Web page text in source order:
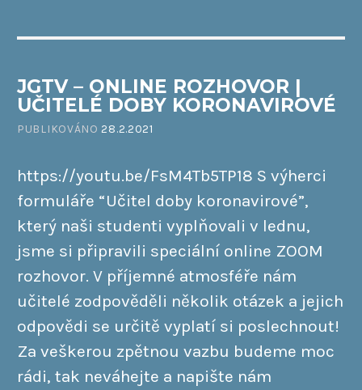
JGTV – ONLINE ROZHOVOR |
UČITELÉ DOBY KORONAVIROVÉ
PUBLIKOVÁNO 28.2.2021
https://youtu.be/FsM4Tb5TP18 S výherci
formuláře “Učitel doby koronavirové”,
který naši studenti vyplňovali v lednu,
jsme si připravili speciální online ZOOM
rozhovor. V příjemné atmosféře nám
učitelé zodpověděli několik otázek a jejich
odpovědi se určitě vyplatí si poslechnout!
Za veškerou zpětnou vazbu budeme moc
rádi, tak neváhejte a napište nám